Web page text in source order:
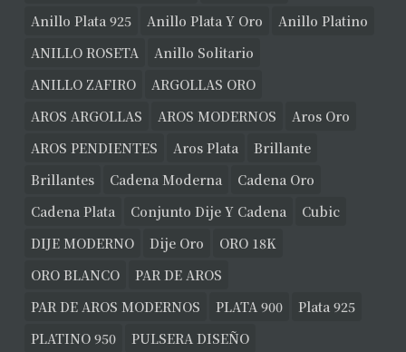
Anillo Plata 925
Anillo Plata Y Oro
Anillo Platino
ANILLO ROSETA
Anillo Solitario
ANILLO ZAFIRO
ARGOLLAS ORO
AROS ARGOLLAS
AROS MODERNOS
Aros Oro
AROS PENDIENTES
Aros Plata
Brillante
Brillantes
Cadena Moderna
Cadena Oro
Cadena Plata
Conjunto Dije Y Cadena
Cubic
DIJE MODERNO
Dije Oro
ORO 18K
ORO BLANCO
PAR DE AROS
PAR DE AROS MODERNOS
PLATA 900
Plata 925
PLATINO 950
PULSERA DISEÑO